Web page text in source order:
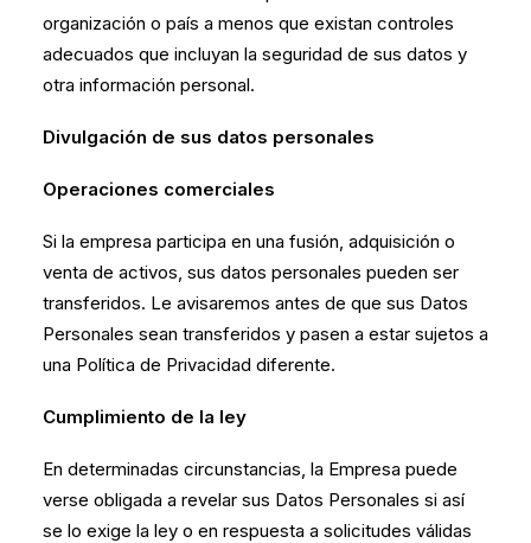
organización o país a menos que existan controles
adecuados que incluyan la seguridad de sus datos y
otra información personal.
Divulgación de sus datos personales
Operaciones comerciales
Si la empresa participa en una fusión, adquisición o
venta de activos, sus datos personales pueden ser
transferidos. Le avisaremos antes de que sus Datos
Personales sean transferidos y pasen a estar sujetos a
una Política de Privacidad diferente.
Cumplimiento de la ley
En determinadas circunstancias, la Empresa puede
verse obligada a revelar sus Datos Personales si así
se lo exige la ley o en respuesta a solicitudes válidas